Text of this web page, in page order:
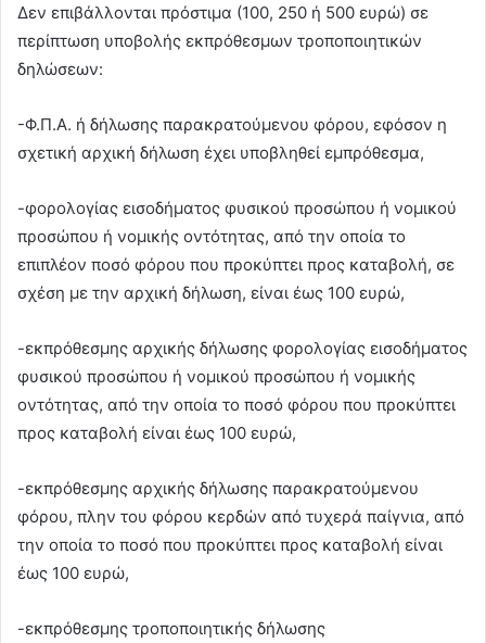
Δεν επιβάλλονται πρόστιμα (100, 250 ή 500 ευρώ) σε
περίπτωση υποβολής εκπρόθεσμων τροποποιητικών
δηλώσεων:
-Φ.Π.Α. ή δήλωσης παρακρατούμενου φόρου, εφόσον η
σχετική αρχική δήλωση έχει υποβληθεί εμπρόθεσμα,
-φορολογίας εισοδήματος φυσικού προσώπου ή νομικού
προσώπου ή νομικής οντότητας, από την οποία το
επιπλέον ποσό φόρου που προκύπτει προς καταβολή, σε
σχέση με την αρχική δήλωση, είναι έως 100 ευρώ,
-εκπρόθεσμης αρχικής δήλωσης φορολογίας εισοδήματος
φυσικού προσώπου ή νομικού προσώπου ή νομικής
οντότητας, από την οποία το ποσό φόρου που προκύπτει
προς καταβολή είναι έως 100 ευρώ,
-εκπρόθεσμης αρχικής δήλωσης παρακρατούμενου
φόρου, πλην του φόρου κερδών από τυχερά παίγνια, από
την οποία το ποσό που προκύπτει προς καταβολή είναι
έως 100 ευρώ,
-εκπρόθεσμης τροποποιητικής δήλωσης